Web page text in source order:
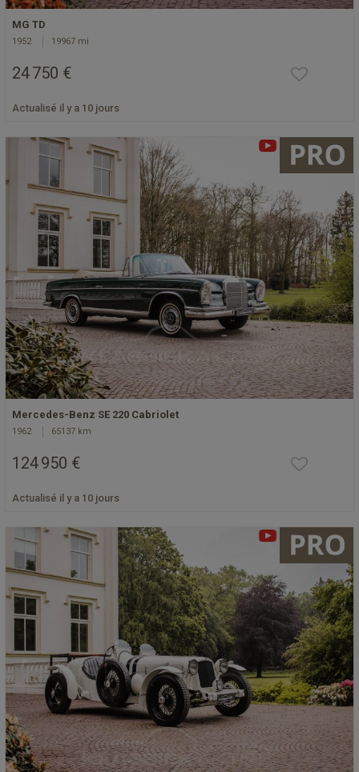
MG TD
1952 19967 mi
24 750 €
Actualisé il y a 10 jours
Mercedes-Benz SE 220 Cabriolet
1962 65137 km
124 950 €
Actualisé il y a 10 jours